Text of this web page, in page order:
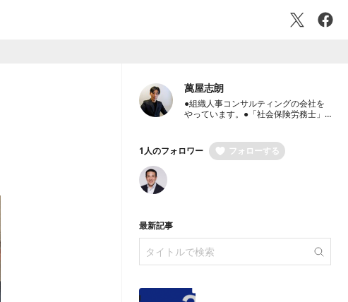
萬屋志朗
●組織人事コンサルティングの会社を
やっています。●「社会保険労務士」
保有●経営者のパートナーとして、経
営戦略・人事戦略のご相談から労働社
1人のフォロワー フォローする
最新記事